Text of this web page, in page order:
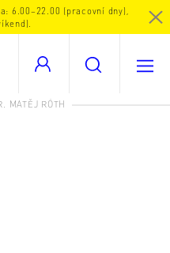
6.00–22.00 (pracovní dny),
MATĚJ RÓTH